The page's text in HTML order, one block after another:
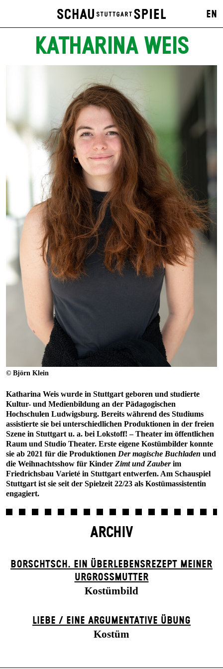
EN
KATHARINA WEIS
© Björn Klein
Katharina Weis wurde in Stuttgart geboren und studierte
Kultur- und Medienbildung an der Pädagogischen
Hochschulen Ludwigsburg. Bereits während des Studiums
assistierte sie bei unterschiedlichen Produktionen in der freien
Szene in Stuttgart u. a. bei Lokstoff! – Theater im öffentlichen
Raum und Studio Theater. Erste eigene Kostümbilder konnte
sie ab 2021 für die Produktionen Der magische Buchladen und
die Weihnachtsshow für Kinder Zimt und Zauberim
Friedrichsbau Varieté in Stuttgart entwerfen. Am Schauspiel
Stuttgart ist sie seit der Spielzeit 22/23 als Kostümassistentin
engagiert.
ARCHIV
BORSCHTSCH. EIN ÜBERLEBENSREZEPT MEINER
URGROSSMUTTER
Kostümbild
LIEBE / EINE ARGUMENTATIVE ÜBUNG
Kostüm